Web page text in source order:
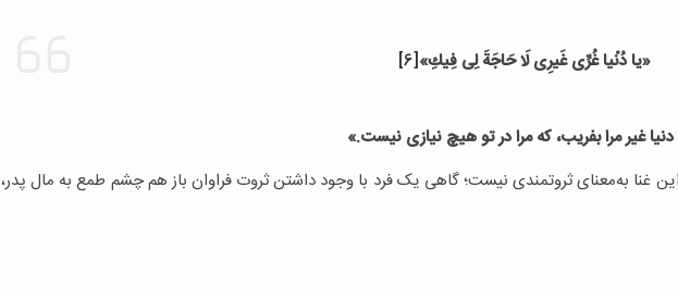
«یا دُنْیا غُرِّی غَیرِی لَا حَاجَةَ لِی فِیكِ»[6]
غیر مرا بفریب، كه مرا در تو هیچ نیازى نیست.»
غنا به‌معنای ثروتمندی نیست؛ گاهی یک فرد با وجود داشتن ثروت فراوان باز هم چشم طمع به مال پدر،